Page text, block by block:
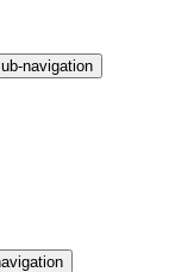
navigation